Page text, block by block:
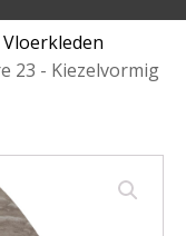
Vloerkleden
23 - Kiezelvormig